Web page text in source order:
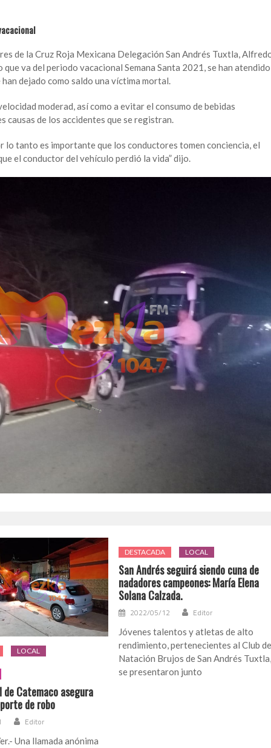
de la Cruz Roja Mexicana Delegación San Andrés Tuxtla,
va del periodo vacacional Semana Santa 2021, se han atendido
dejado como saldo una víctima mortal.
moderad, así como a evitar el consumo de bebidas
causas de los accidentes que se registran.
lo tanto es importante que los conductores tomen conciencia, el
el conductor del vehículo perdió la vida” dijo.
LOCAL
de Catemaco asegura
de robo
Editor
Una llamada anónima
DESTACADA LOCAL
San Andrés seguirá siendo cuna de
nadadores campeones: María Elena
Solana Calzada.
2022/05/12 Editor
Jóvenes talentos y atletas de alto
rendimiento, pertenecientes al Club
Natación Brujos de San Andrés
se presentaron junto